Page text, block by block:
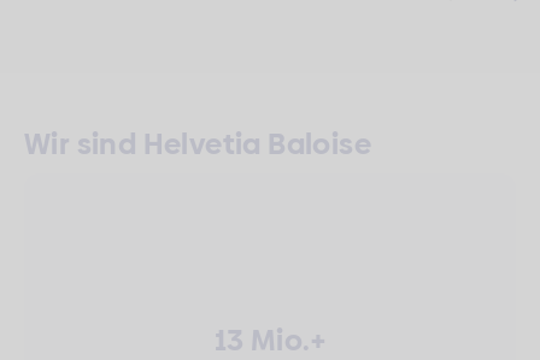
Wir sind Helvetia Baloise
13 Mio.+